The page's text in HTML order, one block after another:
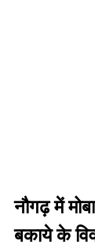
नौगढ़ में
बकाये के